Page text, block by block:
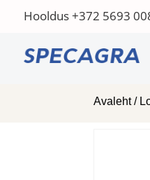
Hooldus+372 5693
Avaleht/